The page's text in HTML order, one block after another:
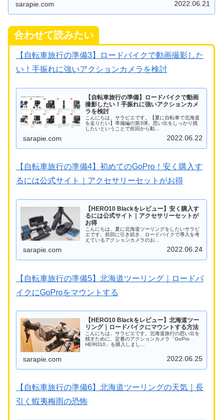
sarapie.com 2022.06.21
合わせて読みたい
【自転車旅行の準備3】ロードバイクで動画撮影した
い！手振れに強いアクションカメラを検討
【自転車旅行の準備】ロードバイクで動画
撮影したい！手振れに強いアクションカメ
ラを検討
こんにちは、サラピエです。【夏に自転車で北海道
を走りたい】準備編の第3弾。思い出をしっかり残
したいということで前回から動...
sarapie.com 2022.06.22
【自転車旅行の準備4】初めてのGoPro！安く購入す
るには公式サイト｜アクセサリーセットがお得
【HERO10 Blackをレビュー】安く購入す
るには公式サイト｜アクセサリーセットが
お得
こんにちは、夏に北海道ツーリングをしたいサラピ
エです。前回に引き続き、ロードバイクで導入を考
えているアクションカメラのお...
sarapie.com 2022.06.24
【自転車旅行の準備5】北海道ツーリング｜ロードバ
イクにGoProをマウントする
【HERO10 Blackをレビュー】北海道ツー
リング｜ロードバイクにマウントする方法
こんにちは、サラピエです。北海道旅行の思い出を
残すために、定番のアクションカメラ「GoPro
HERO10」を購入しまし...
sarapie.com 2022.06.25
【自転車旅行の準備6】北海道ツーリングの天気｜長
引く蝦夷梅雨の恐怖